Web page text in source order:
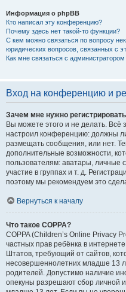
Информация о phpBB
Кто написал эту конференцию?
Почему здесь нет такой-то функции?
С кем можно связаться по вопросу
юридических вопросов, связанных с
Как мне связаться с
Вход на конференцию и
Зачем мне нужно
Вы можете этого и не делать. Всё
настроил конференцию: должны
размещать сообщения, или нет.
дополнительные возможности,
пользователям: аватары, личные
участие в группах и т. д.
поэтому мы рекомендуем это
Вернуться к началу
Что такое COPPA?
COPPA (Children’s Online Privacy
частных прав ребёнка в
Штатов, требующий от сайтов,
несовершеннолетних младше 13
родителей. Допустимо наличие
опекуны разрешают сбор личной